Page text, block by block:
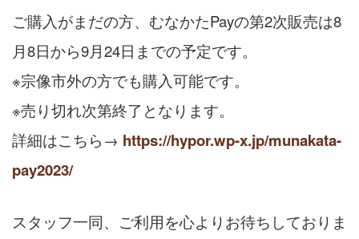
ご購入がまだの方、むなかたPayの第2次販売は8
月8日から9月24日までの予定です。
※宗像市外の方でも購入可能です。
※売り切れ次第終了となります。
詳細はこちら→ https://hypor.wp-x.jp/munakata-
pay2023/
スタッフ一同、ご利用を心よりお待ちしておりま